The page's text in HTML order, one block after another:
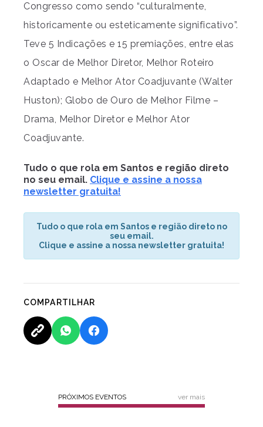
Congresso como sendo “culturalmente,
historicamente ou esteticamente significativo”.
Teve 5 Indicações e 15 premiações, entre elas
o Oscar de Melhor Diretor, Melhor Roteiro
Adaptado e Melhor Ator Coadjuvante (Walter
Huston); Globo de Ouro de Melhor Filme –
Drama, Melhor Diretor e Melhor Ator
Coadjuvante.
Tudo o que rola em Santos e região direto
no seu email. Clique e assine a nossa
newsletter gratuita!
Tudo o que rola em Santos e região direto no
seu email.
Clique e assine a nossa newsletter gratuita!
COMPARTILHAR
PRÓXIMOS EVENTOS ver mais